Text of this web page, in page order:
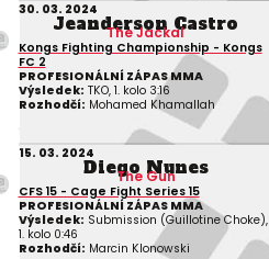
30. 03. 2024
Jeanderson Castro
The Jackal
Kongs Fighting Championship - Kongs
FC 2
PROFESIONÁLNÍ ZÁPAS MMA
Výsledek: TKO, 1. kolo 3:16
Rozhodčí: Mohamed Khamallah
15. 03. 2024
Diego Nunes
The Gun
CFS 15 - Cage Fight Series 15
PROFESIONÁLNÍ ZÁPAS MMA
Výsledek: Submission (Guillotine Choke),
1. kolo 0:46
Rozhodčí: Marcin Klonowski